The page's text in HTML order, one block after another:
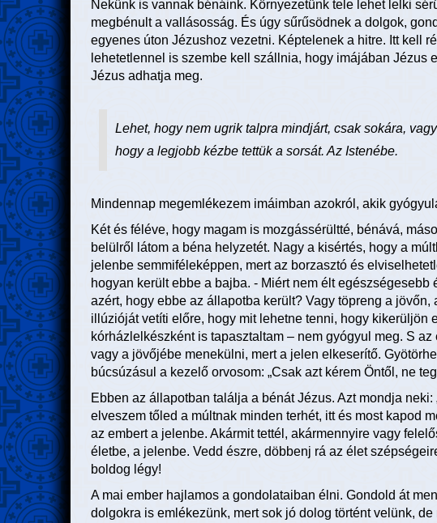
Nekünk is vannak bénáink. Környezetünk tele lehet lelki
megbénult a vallásosság. És úgy sűrűsödnek a dolgok,
egyenes úton Jézushoz vezetni. Képtelenek a hitre. Itt kell
lehetetlennel is szembe kell szállnia, hogy imájában Jézus
Jézus adhatja meg.
Lehet, hogy nem ugrik talpra mindjárt, csak sokára,
hogy a legjobb kézbe tettük a sorsát. Az Istenébe.
Mindennap megemlékezem imáimban azokról, akik
Két és féléve, hogy magam is mozgássérültté, bénává,
belülről látom a béna helyzetét. Nagy a kisértés, hogy a
jelenbe semmiféleképpen, mert az borzasztó és
hogyan került ebbe a bajba. - Miért nem élt egészségesebb
azért, hogy ebbe az állapotba került? Vagy töpreng a
illúzióját vetíti előre, hogy mit lehetne tenni, hogy kikerüljön
kórházlelkészként is tapasztaltam – nem gyógyul meg. S
vagy a jövőjébe menekülni, mert a jelen elkeserítő.
búcsúzásul a kezelő orvosom: „Csak azt kérem Öntől, ne
Ebben az állapotban találja a bénát Jézus. Azt mondja neki:
elveszem tőled a múltnak minden terhét, itt és most kapod
az embert a jelenbe. Akármit tettél, akármennyire vagy
életbe, a jelenbe. Vedd észre, döbbenj rá az élet
boldog légy!
A mai ember hajlamos a gondolataiban élni. Gondold át
dolgokra is emlékezünk, mert sok jó dolog történt velünk,